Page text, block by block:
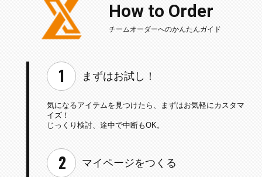
How to Order
チームオーダーへのかんたんガイド
まずはお試し！
気になるアイテムを見つけたら、
まずはお気軽にカスタマ
イズ！
じっくり検討、途中で中断もOK。
マイページをつくる